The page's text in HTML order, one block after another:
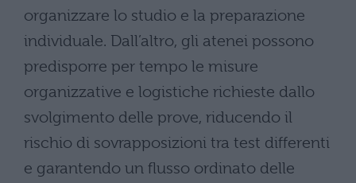
organizzare lo studio e la preparazione
individuale. Dall’altro, gli atenei possono
predisporre per tempo le misure
organizzative e logistiche richieste dallo
svolgimento delle prove, riducendo il
rischio di sovrapposizioni tra test differenti
e garantendo un flusso ordinato delle